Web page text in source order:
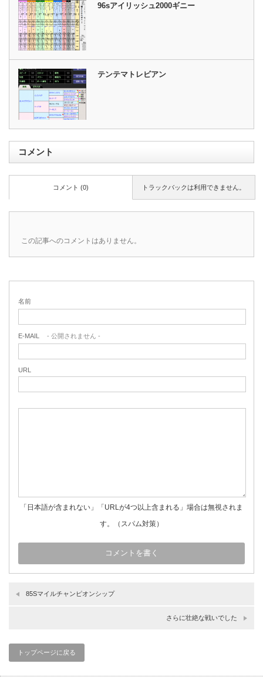
96sアイリッシュ2000ギニー
テンテマトレビアン
コメント
トラックバックは利用できません。
コメント (0)
この記事へのコメントはありません。
名前
E-MAIL - 公開されません -
URL
「日本語が含まれない」「URLが4つ以上含まれる」場合は無視されま
す。（スパム対策）
85Sマイルチャンピオンシップ
さらに壮絶な戦いでした
トップページに戻る